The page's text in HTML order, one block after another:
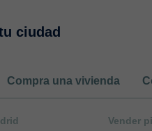
ciudad
Compra una vivienda
Vender